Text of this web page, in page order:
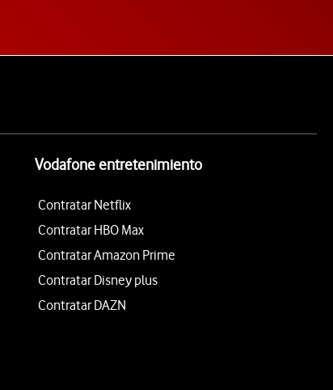
Vodafone entretenimiento
Contratar Netflix
Contratar HBO Max
Contratar Amazon Prime
Contratar Disney plus
Contratar DAZN